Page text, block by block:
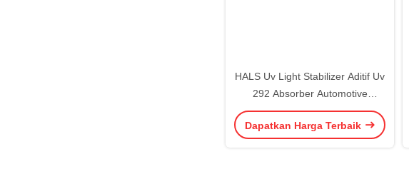
HALS Uv Light Stabilizer Aditif Uv
292 Absorber Automotive
Coating 41556-26-7 82919-37-7
Dapatkan Harga Terbaik